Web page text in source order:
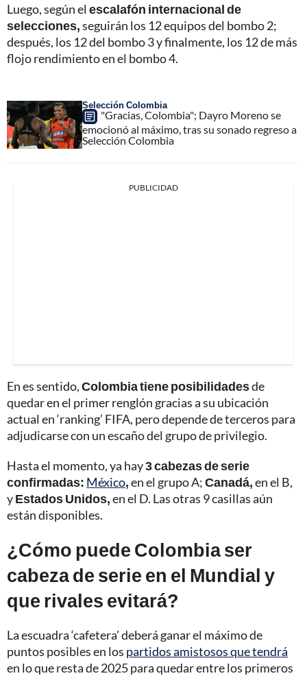
Luego, según el escalafón internacional de
selecciones,seguirán los 12 equipos del bombo 2;
después, los 12 del bombo 3 y finalmente, los 12 de más
flojo rendimiento en el bombo 4.
Selección Colombia
"Gracias, Colombia"; Dayro Moreno se
emocionó al máximo, tras su sonado regreso a
Selección Colombia
PUBLICIDAD
En es sentido,Colombia tiene posibilidadesde
quedar en el primer renglón gracias a su ubicación
actual en ‘ranking’ FIFA, pero depende de terceros para
adjudicarse con un escaño del grupo de privilegio.
Hasta el momento, ya hay3 cabezas de serie
confirmadas: México,en el grupo A;Canadá,en el B,
yEstados Unidos,en el D. Las otras 9 casillas aún
están disponibles.
¿Cómo puede Colombia ser
cabeza de serie en el Mundial y
que rivales evitará?
La escuadra ‘cafetera’ deberá ganar el máximo de
puntos posibles en los partidos amistosos que tendrá
en lo que resta de 2025 para quedar entre los primeros